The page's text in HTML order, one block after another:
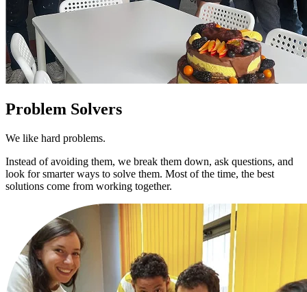
Problem Solvers
We like hard problems.
Instead of avoiding them, we break them down, ask questions, and
look for smarter ways to solve them. Most of the time, the best
solutions come from working together.